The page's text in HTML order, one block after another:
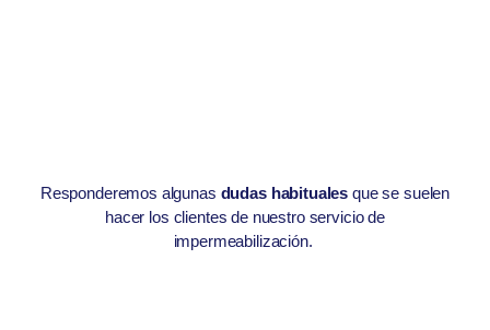
Responderemos algunas dudas habitualesque se suelen
hacer los clientes de nuestro servicio de
impermeabilización.